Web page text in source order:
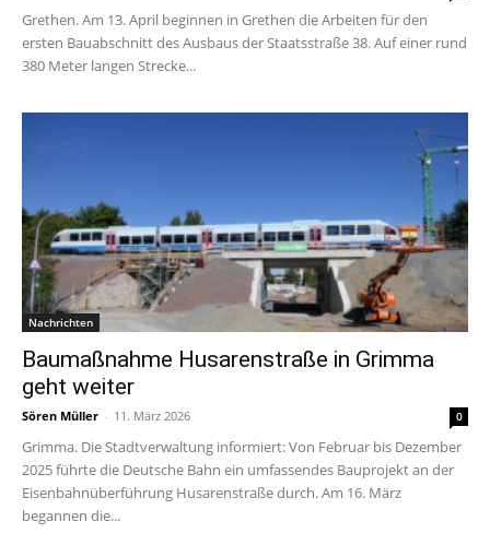
Grethen. Am 13. April beginnen in Grethen die Arbeiten für den
ersten Bauabschnitt des Ausbaus der Staatsstraße 38. Auf einer rund
380 Meter langen Strecke...
Nachrichten
Baumaßnahme Husarenstraße in Grimma
geht weiter
Sören Müller - 11. März 2026 0
Grimma. Die Stadtverwaltung informiert: Von Februar bis Dezember
2025 führte die Deutsche Bahn ein umfassendes Bauprojekt an der
Eisenbahnüberführung Husarenstraße durch. Am 16. März
begannen die...